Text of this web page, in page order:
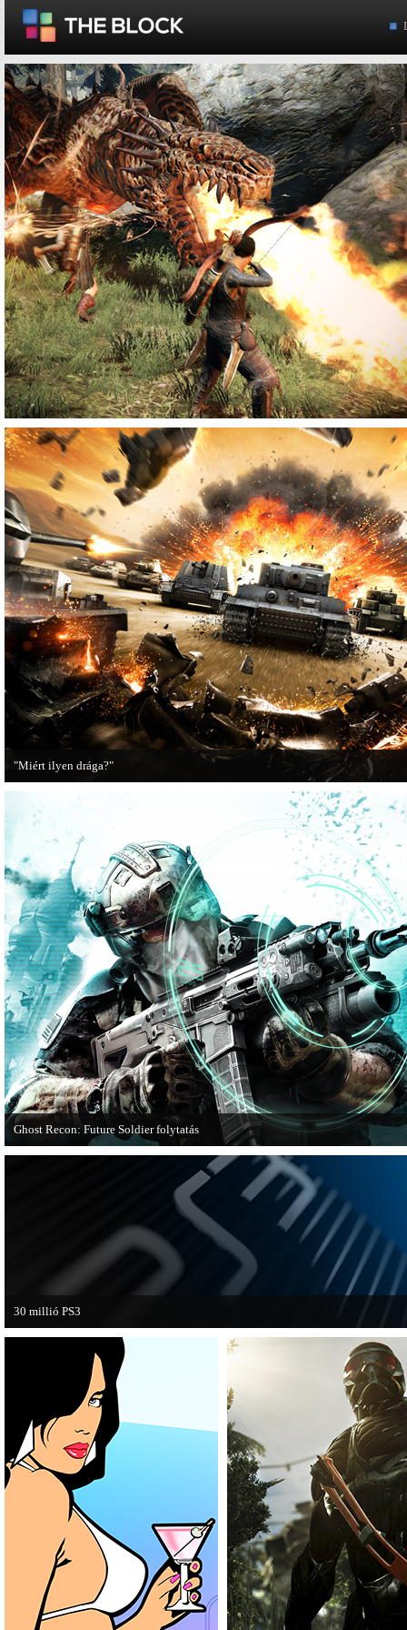
"Miért ilyen drága?"
A PC Guru utánajárt, miért kerülnek olyan sokba a AAA-kategóriás
Ghost Recon: Future Soldier folytatás
Több jel is utal arra, hogy készülőben van a Ghost Recon: Future Soldier
30 millió PS3
A PAL régióban a PS3 átlépte a 30 milliós eladott darabszámot.